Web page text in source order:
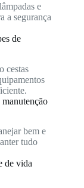
e
a segurança
de
cestas
bem e
tudo
de vida